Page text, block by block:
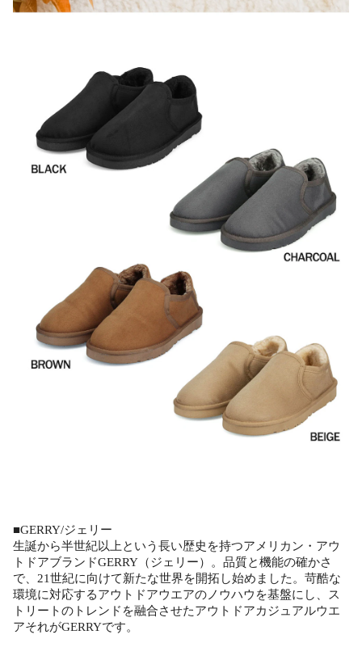
■GERRY/ジェリー
生誕から半世紀以上という長い歴史を持つアメリカン・アウ
トドアブランドGERRY（ジェリー）。品質と機能の確かさ
で、21世紀に向けて新たな世界を開拓し始めました。苛酷な
環境に対応するアウトドアウエアのノウハウを基盤にし、ス
トリートのトレンドを融合させたアウトドアカジュアルウエ
アそれがGERRYです。